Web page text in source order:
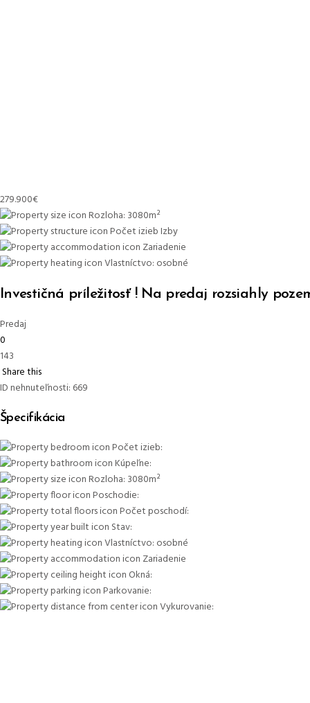
279.900€
Rozloha: 3080m²
Počet iziebIzby
Zariadenie
Vlastníctvo: osobné
Investičná príležitosť ! Na predaj rozsiahly
Predaj
0
143
Share this
ID nehnuteľnosti: 669
Špecifikácia
Počet izieb:
Kúpeľne:
Rozloha: 3080m²
Poschodie:
Počet poschodí:
Stav:
Vlastníctvo: osobné
Zariadenie
Okná:
Parkovanie:
Vykurovanie: